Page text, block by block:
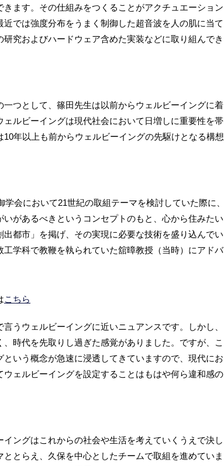
ます。その仕組みをつくることがアクチュエーション
では強度分布をうまく制御した超音波を人の肌に当て
究およびハードウェア含めた実装などに取り組んでき
つとして、篠田先生は以前からウェルビーイングに着
ルビーイングは現代社会において日増しに重要性を帯
年以上も前からウェルビーイングの先駆けとなる構想
会において21世紀の取組テーマを検討していた際に、
があるべきというコンセプトのもと、心から住みたい
都市」を掲げ、その実現に必要な技術を盛り込んでい
工学科で教鞭を執られていた舘暲教授（当時）にアドバ
こちら
うウェルビーイングに近いニュアンスです。しかし、
時代を先取りし過ぎた感覚がありました。ですが、こ
いう概念が急速に浸透してきていますので、現代にお
ェルビーイングを設定することはもはや何ら違和感の
ングはこれからの社会や生活を考えていくうえで決し
とらえ、久保を中心としたチームで取組を進めていま